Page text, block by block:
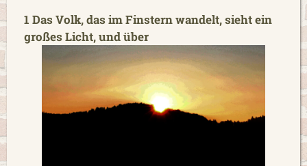
1 Das Volk, das im Finstern wandelt, sieht ein
großes Licht, und über